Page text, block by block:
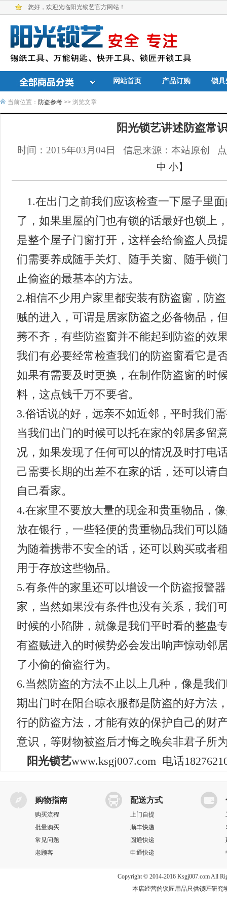
您好，欢迎光临阳光锁艺官方网站！
网站首页 产品订购 锁
当前位置： 防盗参考 >> 浏览文章
阳光锁艺讲述防盗常
时间：2015年03月04日 信息来源：本站原创
中 小】
1.在出门之前我们应该检查一下屋子里
了，如果里屋的门也有锁的话最好也锁上
是整个屋子门窗打开，这样会给偷盗人员
们需要养成随手关灯、随手关窗、随手锁
止偷盗的最基本的方法。
2.相信不少用户家里都安装有防盗窗，防
贼的进入，可谓是居家防盗之必备物品，
莠不齐，有些防盗窗并不能起到防盗的效
我们有必要经常检查我们的防盗窗看它是
如果有需要及时更换，在制作防盗窗的时
料，这点钱千万不要省。
3.俗话说的好，远亲不如近邻，平时我们
当我们出门的时候可以托在家的邻居多留
况，如果发现了任何可以的情况及时打电
己需要长期的出差不在家的话，还可以请
自己看家。
4.在家里不要放大量的现金和贵重物品，
放在银行，一些轻便的贵重物品我们可以
为随着携带不安全的话，还可以购买或者
用于存放这些物品。
5.有条件的家里还可以增设一个防盗报警
家，当然如果没有条件也没有关系，我们
时候的小陷阱，就像是我们平时看的整蛊
有盗贼进入的时候势必会发出响声惊动邻
了小偷的偷盗行为。
6.当然防盗的方法不止以上几种，像是我
期出门时在阳台晾衣服都是防盗的好方法
行的防盗方法，才能有效的保护自己的财
意识，等财物被盗后才悔之晚矣非君子所
阳光锁艺www.ksgj007.com 电话
购物指南
购买流程
批量购买
常见问题
老顾客
配送方式
上门自提
顺丰快递
圆通快递
申通快递
Copyright © 2014-2016 Ksgj007.com All
本店经营的锁匠用品只供锁匠研究